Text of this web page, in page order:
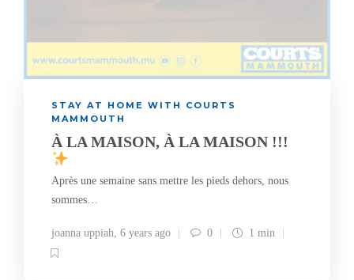
STAY AT HOME WITH COURTS
MAMMOUTH
À LA MAISON, À LA MAISON !!!
Après une semaine sans mettre les pieds dehors, nous
sommes…
joanna uppiah, 6 years ago 0 1 min